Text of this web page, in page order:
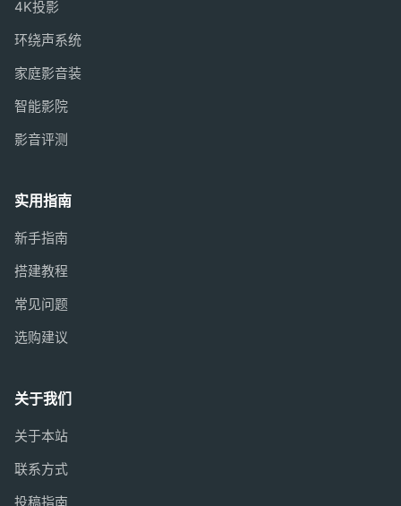
4K投影
环绕声系统
家庭影音装
智能影院
影音评测
实用指南
新手指南
搭建教程
常见问题
选购建议
关于我们
关于本站
联系方式
投稿指南